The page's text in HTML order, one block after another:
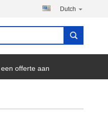
Dutch
offerte aan